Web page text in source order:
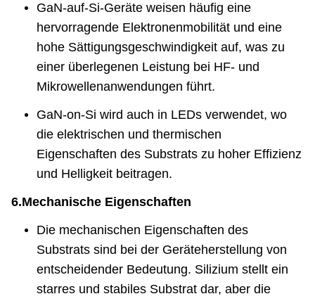
GaN-auf-Si-Geräte weisen häufig eine
hervorragende Elektronenmobilität und eine
hohe Sättigungsgeschwindigkeit auf, was zu
einer überlegenen Leistung bei HF- und
Mikrowellenanwendungen führt.
GaN-on-Si wird auch in LEDs verwendet, wo
die elektrischen und thermischen
Eigenschaften des Substrats zu hoher Effizienz
und Helligkeit beitragen.
6.Mechanische Eigenschaften
Die mechanischen Eigenschaften des
Substrats sind bei der Geräteherstellung von
entscheidender Bedeutung. Silizium stellt ein
starres und stabiles Substrat dar, aber die